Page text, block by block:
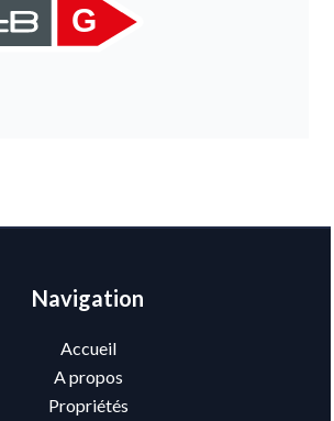
G
Navigation
Accueil
A propos
Propriétés